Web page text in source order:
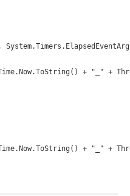
+ "_" +
+ "_" +